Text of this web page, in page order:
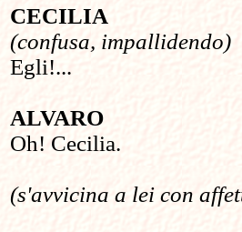
CECILIA
(confusa, impallidendo)
Egli!...
ALVARO
Oh! Cecilia.
(s'avvicina a lei con